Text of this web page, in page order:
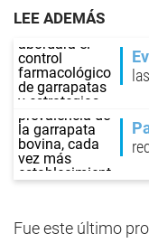
LEE ADEMÁS
Fue este último